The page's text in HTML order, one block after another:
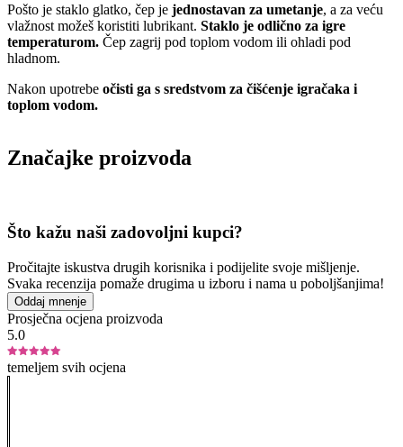
Pošto je staklo glatko, čep je jednostavan za umetanje, a za veću
vlažnost možeš koristiti lubrikant. Staklo je odlično za igre
temperaturom. Čep zagrij pod toplom vodom ili ohladi pod
hladnom.
Nakon upotrebe očisti ga s sredstvom za čišćenje igračaka i
toplom vodom.
Značajke proizvoda
Što kažu naši zadovoljni kupci?
Pročitajte iskustva drugih korisnika i podijelite svoje mišljenje.
Svaka recenzija pomaže drugima u izboru i nama u poboljšanjima!
Oddaj mnenje
Prosječna ocjena proizvoda
5.0
temeljem svih ocjena